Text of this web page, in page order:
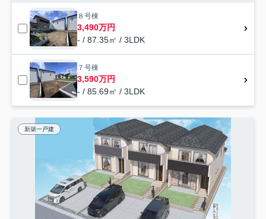
８号棟
3,490万円
- / 87.35㎡ / 3LDK
７号棟
3,590万円
- / 85.69㎡ / 3LDK
新築一戸建